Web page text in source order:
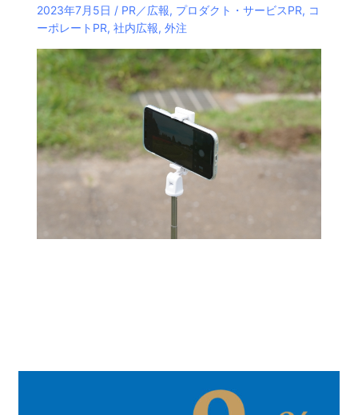
2023年7月5日 / PR／広報, プロダクト・サービスPR, コ
ーポレートPR, 社内広報, 外注